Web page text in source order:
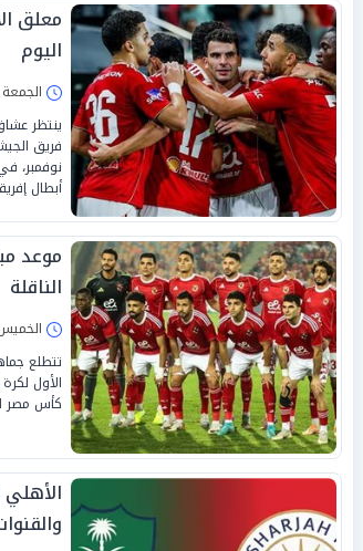
معلق
اليوم
الجمعة 28/نوفمبر/2025 - 03:20 م
ينتظر
نوفمبر،
أبطال
موعد
الناقلة
الخميس 27/نوفمبر/2025 -
تتطلع
الأول
كأس مصر